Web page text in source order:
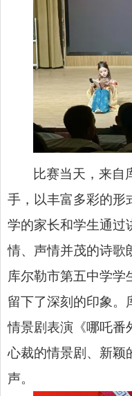
比赛当天，来自
手，以丰富多彩的形
学的家长和学生通过
情、声情并茂的诗歌
库尔勒市第五中学学
留下了深刻的印象。
情景剧表演《哪吒番
心裁的情景剧、新颖
声。